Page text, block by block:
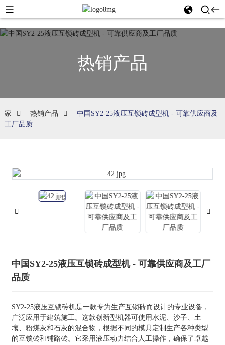
热销产品
家 热销产品
中国SY2-25液压互锁砖成型机 - 可靠供应商及
工厂品质
中国SY2-25液压互锁砖成型机 - 可靠供应商及工厂
品质
SY2-25液压互锁砖机是一款专为生产互锁砖而设计的专业设备，
广泛应用于建筑施工。这款创新型机器可使用水泥、沙子、土
壤、粉煤灰和石灰的混合物，根据不同的模具定制生产各种类型
的互锁砖和铺路砖。它采用液压动力结合人工操作，确保了卓越